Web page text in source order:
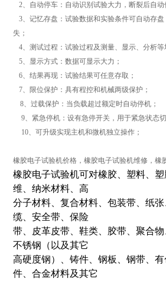
2、自动停车：自动识别试验大力，断裂后自动
3、记忆存盘：试验数据和实验条件可自动存
失；
4、测试过程：试验过程及测量、显示、分析等
5、显示方式：数据可显示大力；
6、结果再现：试验结果可任意存取；
7、限位保护：具有程控和机械两级保护；
8、过载保护：当负载超过额定时自动停机；
9、紧急停机：设有急停开关，用于紧急状态
10、可升级实现主机和微机独立操作；
橡胶电子试验机价格，橡胶电子试验机维修，橡
橡胶电子试验机可对橡胶、塑料、
维、纳米材料、高
分子材料、复合材料、包装带、纸张
缆、安全带、保险
带、皮革皮带、鞋类、胶带、聚合物
不锈钢（以及其它
高硬度钢）、铸件、钢板、钢带、
件、合金材料及其它